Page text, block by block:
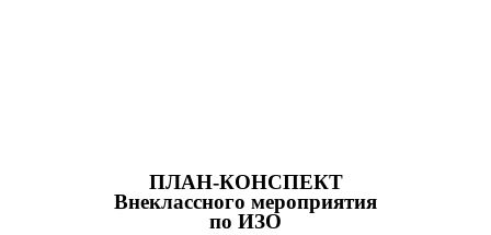
ПЛАН-КОНСПЕКТ
Внеклассного мероприятия
по ИЗО